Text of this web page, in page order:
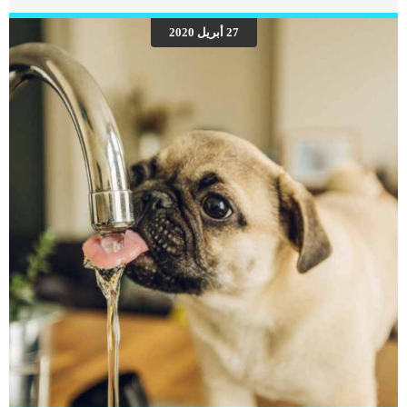
القطط بشكل نهائي : الخطوة الأولى : قم باستخدا فرشاة أسنان القطط مبكرا يهتم
مربي القطط بتطعيمات القطط منذ سن مبكرة ويحرصون على تطعيم القطط في […]
27 أبريل 2020